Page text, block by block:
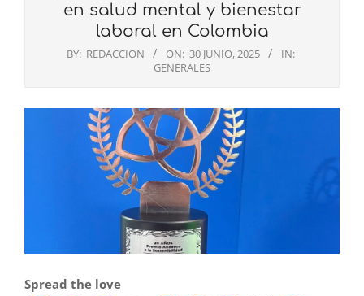
en salud mental y bienestar
laboral en Colombia
BY: REDACCION ON: 30 JUNIO, 2025
IN:
GENERALES
Spread the love